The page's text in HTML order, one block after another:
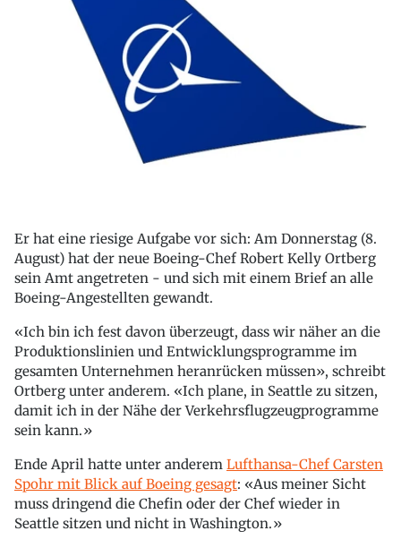
Er hat eine riesige Aufgabe vor sich: Am Donnerstag (8.
August) hat der neue Boeing-Chef Robert Kelly Ortberg
sein Amt angetreten - und sich mit einem Brief an alle
Boeing-Angestellten gewandt.
«Ich bin ich fest davon überzeugt, dass wir näher an die
Produktionslinien und Entwicklungsprogramme im
gesamten Unternehmen heranrücken müssen», schreibt
Ortberg unter anderem. «Ich plane, in Seattle zu sitzen,
damit ich in der Nähe der Verkehrsflugzeugprogramme
sein kann.»
Ende April hatte unter anderem Lufthansa-Chef Carsten
Spohr mit Blick auf Boeing gesagt: «Aus meiner Sicht
muss dringend die Chefin oder der Chef wieder in
Seattle sitzen und nicht in Washington.»